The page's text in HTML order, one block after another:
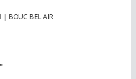
BOUC BEL AIR